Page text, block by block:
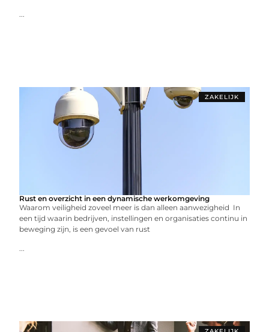
...
ZAKELIJK
Rust en overzicht in een dynamische werkomgeving
Waarom veiligheid zoveel meer is dan alleen aanwezigheid In
een tijd waarin bedrijven, instellingen en organisaties continu in
beweging zijn, is een gevoel van rust
...